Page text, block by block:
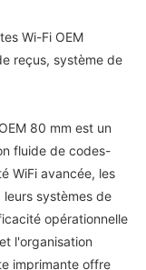
Wi-Fi OEM
reçus, système de
80 mm est un
fluide de codes-
WiFi avancée, les
systèmes de
opérationnelle
l'organisation
imprimante offre